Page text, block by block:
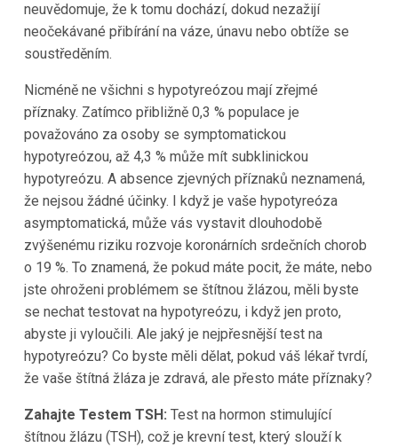
neuvědomuje, že k tomu dochází, dokud nezažijí
neočekávané přibírání na váze, únavu nebo obtíže se
soustředěním.
Nicméně ne všichni s hypotyreózou mají zřejmé
příznaky. Zatímco přibližně 0,3 % populace je
považováno za osoby se symptomatickou
hypotyreózou, až 4,3 % může mít subklinickou
hypotyreózu. A absence zjevných příznaků neznamená,
že nejsou žádné účinky. I když je vaše hypotyreóza
asymptomatická, může vás vystavit dlouhodobě
zvýšenému riziku rozvoje koronárních srdečních chorob
o 19 %. To znamená, že pokud máte pocit, že máte, nebo
jste ohroženi problémem se štítnou žlázou, měli byste
se nechat testovat na hypotyreózu, i když jen proto,
abyste ji vyloučili. Ale jaký je nejpřesnější test na
hypotyreózu? Co byste měli dělat, pokud váš lékař tvrdí,
že vaše štítná žláza je zdravá, ale přesto máte příznaky?
Zahajte Testem TSH: Test na hormon stimulující
štítnou žlázu (TSH), což je krevní test, který slouží k